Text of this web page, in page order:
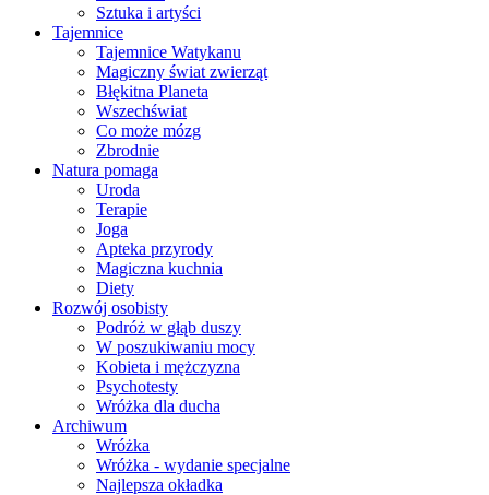
Sztuka i artyści
Tajemnice
Tajemnice Watykanu
Magiczny świat zwierząt
Błękitna Planeta
Wszechświat
Co może mózg
Zbrodnie
Natura pomaga
Uroda
Terapie
Joga
Apteka przyrody
Magiczna kuchnia
Diety
Rozwój osobisty
Podróż w głąb duszy
W poszukiwaniu mocy
Kobieta i mężczyzna
Psychotesty
Wróżka dla ducha
Archiwum
Wróżka
Wróżka - wydanie specjalne
Najlepsza okładka